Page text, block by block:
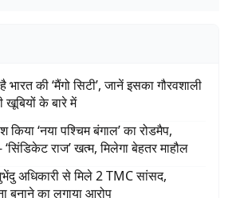
की ‘मैंगो सिटी’, जानें इसका गौरवशाली
के बारे में
किया ‘नया पश्चिम बंगाल’ का रोडमैप,
‘सिंडिकेट राज’ खत्म, मिलेगा बेहतर माहौल
अधिकारी से मिले 2 TMC सांसद,
बनाने का लगाया आरोप